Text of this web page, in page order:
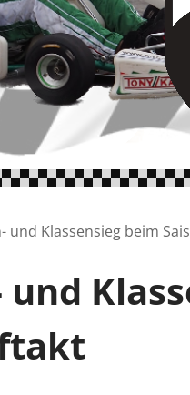
und Klassensieg beim